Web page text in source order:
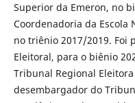
Superior da Emeron, no
Coordenadoria da Escola
no triênio 2017/2019. Foi
Eleitoral, para o biênio
Tribunal Regional Eleitora
desembargador do